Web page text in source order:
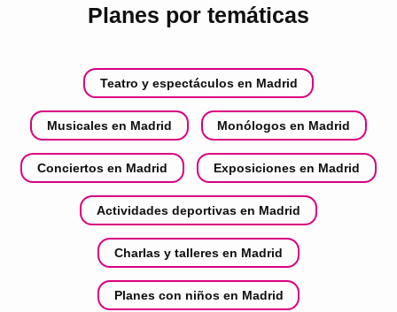
Planes por temáticas
Teatro y espectáculos en Madrid
Musicales en Madrid Monólogos en Madrid
Conciertos en Madrid Exposiciones en Madrid
Actividades deportivas en Madrid
Charlas y talleres en Madrid
Planes con niños en Madrid